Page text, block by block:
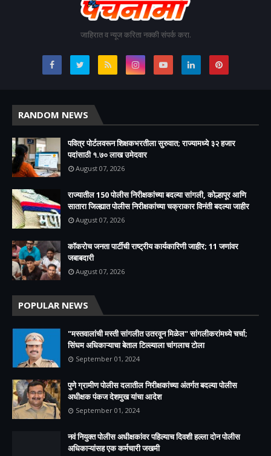
जाहिरात व न्यूज करिता नक्की संपर्क करा.
RANDOM NEWS
पवित्र पोर्टलवरून शिक्षकभरतीला सुरुवात; राज्यामध्ये ३२ हजार
पदांसाठी १.७० लाख उमेदवार
August 07, 2026
राज्यातील 150 पोलीस निरीक्षकांच्या बदल्या सांगली, कोल्हापूर आणि
सातारा जिल्ह्यात पोलीस निरीक्षकांच्या चक्राकार विनंती बदल्या जाहीर
August 07, 2026
कॉकरोच जनता पार्टीची राष्ट्रीय कार्यकारिणी जाहीर; 11 जणांवर
जबाबदारी
August 07, 2026
POPULAR NEWS
"मस्तवालांची मस्ती सांगलीत उतरवून मिळेल" सांगलीकरांमध्ये चर्चा;
सिंघम अधिकाऱ्याचा बेताल टिल्ल्याला चांगलाच टोला
September 01, 2024
पुणे ग्रामीण पोलीस दलातील निरीक्षकांच्या अंतर्गत बदल्या पोलीस
अधीक्षक पंकज देशमुख यांचा आदेश
September 01, 2024
नवं नियुक्त पोलीस अधीक्षकांवर पहिल्याच दिवशी हल्ला दोन पोलीस
अधिकाऱ्यांसह एक कर्मचारी जखमी